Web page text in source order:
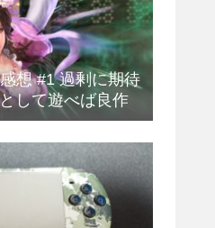
想 #1 過剰に期待
して遊べば良作